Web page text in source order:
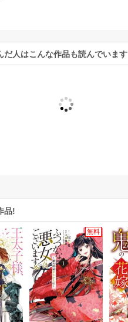
イ
るだ人はこんな作品も読んでいます
品!
無料